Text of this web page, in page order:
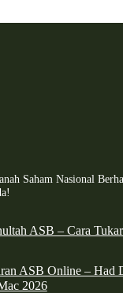
Saham Nasional
ASB – Cara
ASB Online – Had
2026